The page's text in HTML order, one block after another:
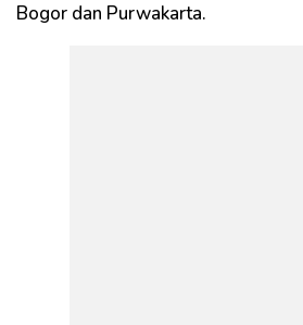
Bogor dan Purwakarta.